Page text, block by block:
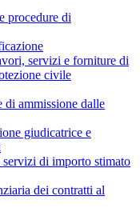
procedure di
servizi e forniture di
civile
di ammissione dalle
giudicatrice e
di importo stimato
dei contratti al